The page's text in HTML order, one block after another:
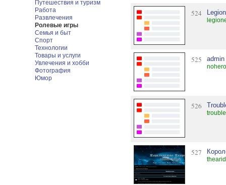
Путешествия и туризм
Работа
Развлечения
Ролевые игры
Семья и быт
Спорт
Технологии
Товары и услуги
Увлечения и хобби
Фотография
Юмор
524
525
526
527